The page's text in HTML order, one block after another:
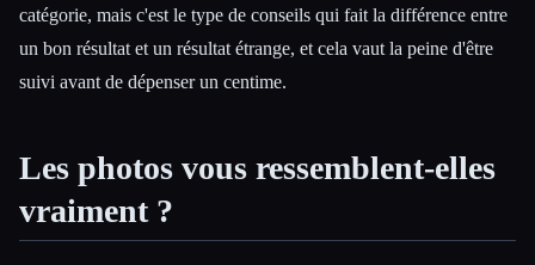
catégorie, mais c'est le type de conseils qui fait la différence entre
un bon résultat et un résultat étrange, et cela vaut la peine d'être
suivi avant de dépenser un centime.
Les photos vous ressemblent-elles
vraiment ?